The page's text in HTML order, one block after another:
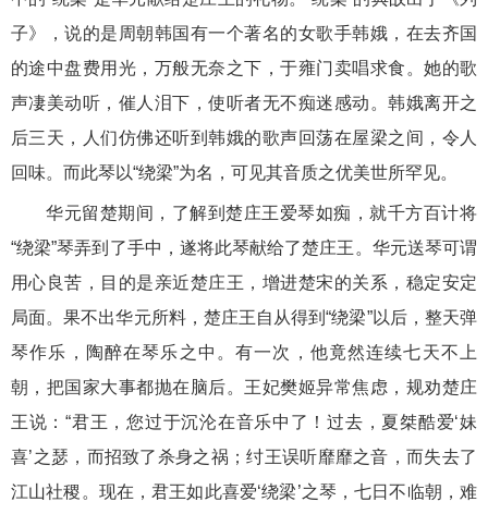
子》，说的是周朝韩国有一个著名的女歌手韩娥，在去齐国
的途中盘费用光，万般无奈之下，于雍门卖唱求食。她的歌
声凄美动听，催人泪下，使听者无不痴迷感动。韩娥离开之
后三天，人们仿佛还听到韩娥的歌声回荡在屋梁之间，令人
回味。而此琴以“绕梁”为名，可见其音质之优美世所罕见。
华元留楚期间，了解到楚庄王爱琴如痴，就千方百计将
“绕梁”琴弄到了手中，遂将此琴献给了楚庄王。华元送琴可谓
用心良苦，目的是亲近楚庄王，增进楚宋的关系，稳定安定
局面。果不出华元所料，楚庄王自从得到“绕梁”以后，整天弹
琴作乐，陶醉在琴乐之中。有一次，他竟然连续七天不上
朝，把国家大事都抛在脑后。王妃樊姬异常焦虑，规劝楚庄
王说：“君王，您过于沉沦在音乐中了！过去，夏桀酷爱‘妹
喜’之瑟，而招致了杀身之祸；纣王误听靡靡之音，而失去了
江山社稷。现在，君王如此喜爱‘绕梁’之琴，七日不临朝，难